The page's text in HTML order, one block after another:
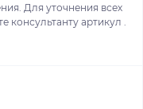
Для уточнения всех
консультанту артикул .